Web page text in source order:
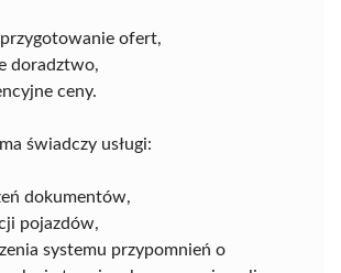
ofert,
doradztwo,
ceny.
świadczy usługi:
dokumentów,
pojazdów,
systemu przypomnień o